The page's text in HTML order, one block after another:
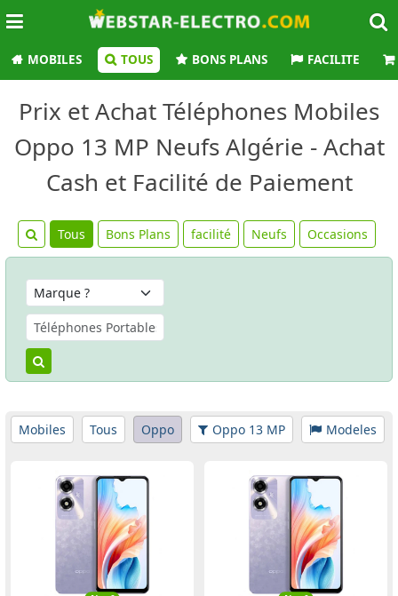
MOBILES TOUS BONS PLANS FACILITE
Prix et Achat Téléphones Mobiles
Oppo 13 MP Neufs Algérie - Achat
Cash et Facilité de Paiement
Tous Bons Plans facilité Neufs Occasions
Mobiles Tous Oppo Oppo 13 MP Modeles